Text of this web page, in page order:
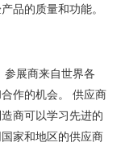
品的质量和功能。
展商来自世界各
作的机会。 供应商
商可以学习先进的
家和地区的供应商